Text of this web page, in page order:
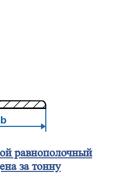
равнополочный
за тонну